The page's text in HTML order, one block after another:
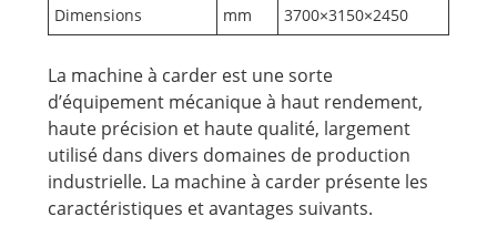
Dimensions mm 3700×3150×2450
La machine à carder est une sorte
d’équipement mécanique à haut rendement,
haute précision et haute qualité, largement
utilisé dans divers domaines de production
industrielle. La machine à carder présente les
caractéristiques et avantages suivants.